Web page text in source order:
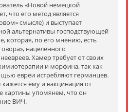
«Новой немецкой
что его метод является
смысле) и выступает
альтернативы господствующей
которая, по его мнению, есть
нацеленного
Хамер требует от своих
и морфина, так как
евреи истребляют германцев.
ему и вакцинация от
картины упомянем, что он
ВИЧ.